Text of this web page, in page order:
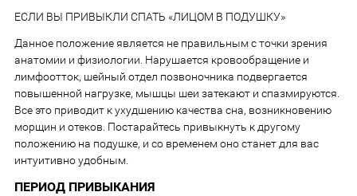
ЕСЛИ ВЫ ПРИВЫКЛИ СПАТЬ «ЛИЦОМ В ПОДУШКУ»
Данное положение является не правильным с точки зрения
анатомии и физиологии. Нарушается кровообращение и
лимфоотток, шейный отдел позвоночника подвергается
повышенной нагрузке, мышцы шеи затекают и спазмируются.
Все это приводит к ухудшению качества сна, возникновению
морщин и отеков. Постарайтесь привыкнуть к другому
положению на подушке, и со временем оно станет для вас
интуитивно удобным.
ПЕРИОД ПРИВЫКАНИЯ